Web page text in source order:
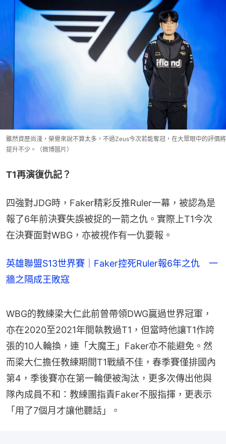
雖然資歷尚淺，榮譽來說不算太多，不過Zeus今次若能奪冠，在大眾眼中的評價將
提升不少。（微博圖片）
T1再演復仇記？
四強對JDG時，Faker精彩反推Ruler一幕，被認為是
報了6年前決賽失誤被捉的一箭之仇。實際上T1今次
在決賽面對WBG，亦被視作有一仇要報。
英雄聯盟S13世界賽｜Faker控死Ruler報6年之仇 一
牆之隔成王敗寇
WBG的教練梁大仁此前曾帶領DWG贏過世界冠軍，
亦在2020至2021年間執教過T1，但當時他讓T1作誇
張的10人輪換，連「大魔王」Faker亦不能避免。然
而梁大仁擔任教練期間T1戰績不佳，春季賽僅排國內
第4，季後賽亦在第一輪便被淘汰，更多次傳出他與
隊內成員不和：教練團指責Faker不服指揮，更表示
「用了7個月才讓他聽話」。